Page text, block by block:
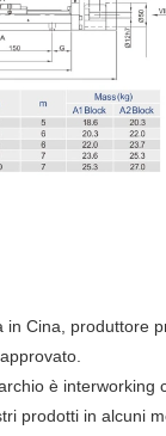
in Cina,
è
prodotti in alcuni